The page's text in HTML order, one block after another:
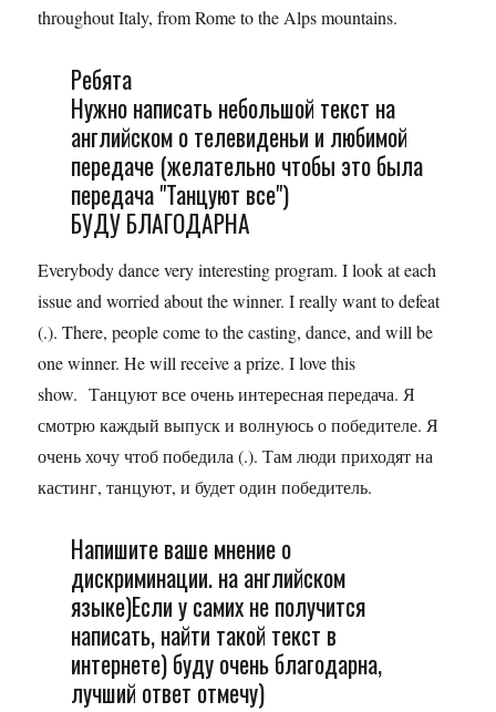
throughout Italy, from Rome to the Alps mountains.
Ребята
Нужно написать небольшой текст на
английском о телевиденьи и любимой
передаче (желательно чтобы это была
передача "Танцуют все")
БУДУ БЛАГОДАРНА
Everybody dance very interesting program. I look at each
issue and worried about the winner. I really want to defeat
(.). There, people come to the casting, dance, and will be
one winner. He will receive a prize. I love this
show. Танцуют все очень интересная передача. Я
смотрю каждый выпуск и волнуюсь о победителе. Я
очень хочу чтоб победила (.). Там люди приходят на
кастинг, танцуют, и будет один победитель.
Напишите ваше мнение о
дискриминации. на английском
языке)Если у самих не получится
написать, найти такой текст в
интернете) буду очень благодарна,
лучший ответ отмечу)